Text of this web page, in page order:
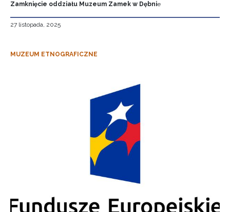
Zamknięcie oddziału Muzeum Zamek w Dębnie
27 listopada, 2025
MUZEUM ETNOGRAFICZNE